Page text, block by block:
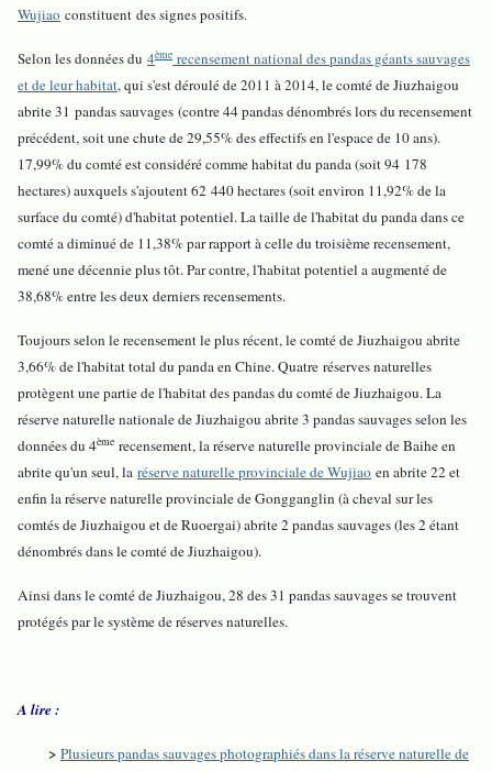
Wujiao constituent des signes positifs.
Selon les données du 4ème recensement national des pandas géants sauvages
et de leur habitat, qui s'est déroulé de 2011 à 2014, le comté de Jiuzhaigou
abrite 31 pandas sauvages (contre 44 pandas dénombrés lors du recensement
précédent, soit une chute de 29,55% des effectifs en l'espace de 10 ans).
17,99% du comté est considéré comme habitat du panda (soit 94 178
hectares) auxquels s'ajoutent 62 440 hectares (soit environ 11,92% de la
surface du comté) d'habitat potentiel. La taille de l'habitat du panda dans ce
comté a diminué de 11,38% par rapport à celle du troisième recensement,
mené une décennie plus tôt. Par contre, l'habitat potentiel a augmenté de
38,68% entre les deux derniers recensements.
Toujours selon le recensement le plus récent, le comté de Jiuzhaigou abrite
3,66% de l'habitat total du panda en Chine. Quatre réserves naturelles
protègent une partie de l'habitat des pandas du comté de Jiuzhaigou. La
réserve naturelle nationale de Jiuzhaigou abrite 3 pandas sauvages selon les
données du 4ème recensement, la réserve naturelle provinciale de Baihe en
abrite qu'un seul, la réserve naturelle provinciale de Wujiao en abrite 22 et
enfin la réserve naturelle provinciale de Gongganglin (à cheval sur les
comtés de Jiuzhaigou et de Ruoergai) abrite 2 pandas sauvages (les 2 étant
dénombrés dans le comté de Jiuzhaigou).
Ainsi dans le comté de Jiuzhaigou, 28 des 31 pandas sauvages se trouvent
protégés par le système de réserves naturelles.
A lire :
> Plusieurs pandas sauvages photographiés dans la réserve naturelle de